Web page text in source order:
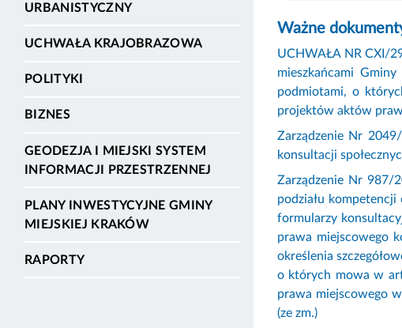
URBANISTYCZNY
UCHWAŁA KRAJOBRAZOWA
POLITYKI
BIZNES
GEODEZJA I MIEJSKI SYSTEM
INFORMACJI PRZESTRZENNEJ
PLANY INWESTYCYJNE GMINY
MIEJSKIEJ KRAKÓW
RAPORTY
Ważne
UCHWAŁA NR CXI/
mieszkańcami
podmiotami, o
projektów aktów
Zarządzenie Nr
konsultacji
Zarządzenie Nr 987/
podziału
formularzy
prawa miejscowego
określenia
o których mowa w
prawa miejscowego
(ze zm.)